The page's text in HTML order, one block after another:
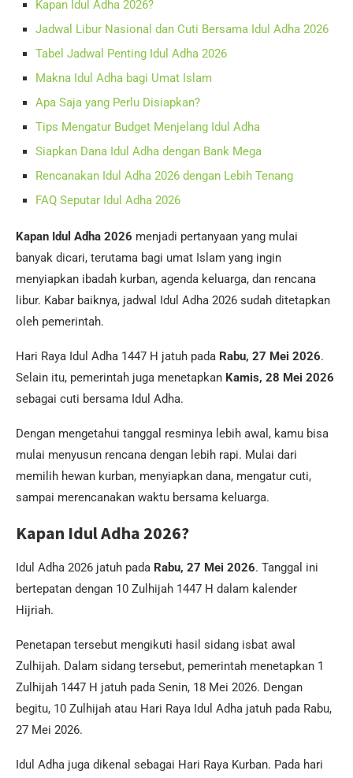
Kapan Idul Adha 2026?
Jadwal Libur Nasional dan Cuti Bersama Idul Adha 2026
Tabel Jadwal Penting Idul Adha 2026
Makna Idul Adha bagi Umat Islam
Apa Saja yang Perlu Disiapkan?
Tips Mengatur Budget Menjelang Idul Adha
Siapkan Dana Idul Adha dengan Bank Mega
Rencanakan Idul Adha 2026 dengan Lebih Tenang
FAQ Seputar Idul Adha 2026
Kapan Idul Adha 2026 menjadi pertanyaan yang mulai
banyak dicari, terutama bagi umat Islam yang ingin
menyiapkan ibadah kurban, agenda keluarga, dan rencana
libur. Kabar baiknya, jadwal Idul Adha 2026 sudah ditetapkan
oleh pemerintah.
Hari Raya Idul Adha 1447 H jatuh pada Rabu, 27 Mei 2026.
Selain itu, pemerintah juga menetapkan Kamis, 28 Mei 2026
sebagai cuti bersama Idul Adha.
Dengan mengetahui tanggal resminya lebih awal, kamu bisa
mulai menyusun rencana dengan lebih rapi. Mulai dari
memilih hewan kurban, menyiapkan dana, mengatur cuti,
sampai merencanakan waktu bersama keluarga.
Kapan Idul Adha 2026?
Idul Adha 2026 jatuh pada Rabu, 27 Mei 2026. Tanggal ini
bertepatan dengan 10 Zulhijah 1447 H dalam kalender
Hijriah.
Penetapan tersebut mengikuti hasil sidang isbat awal
Zulhijah. Dalam sidang tersebut, pemerintah menetapkan 1
Zulhijah 1447 H jatuh pada Senin, 18 Mei 2026. Dengan
begitu, 10 Zulhijah atau Hari Raya Idul Adha jatuh pada Rabu,
27 Mei 2026.
Idul Adha juga dikenal sebagai Hari Raya Kurban. Pada hari